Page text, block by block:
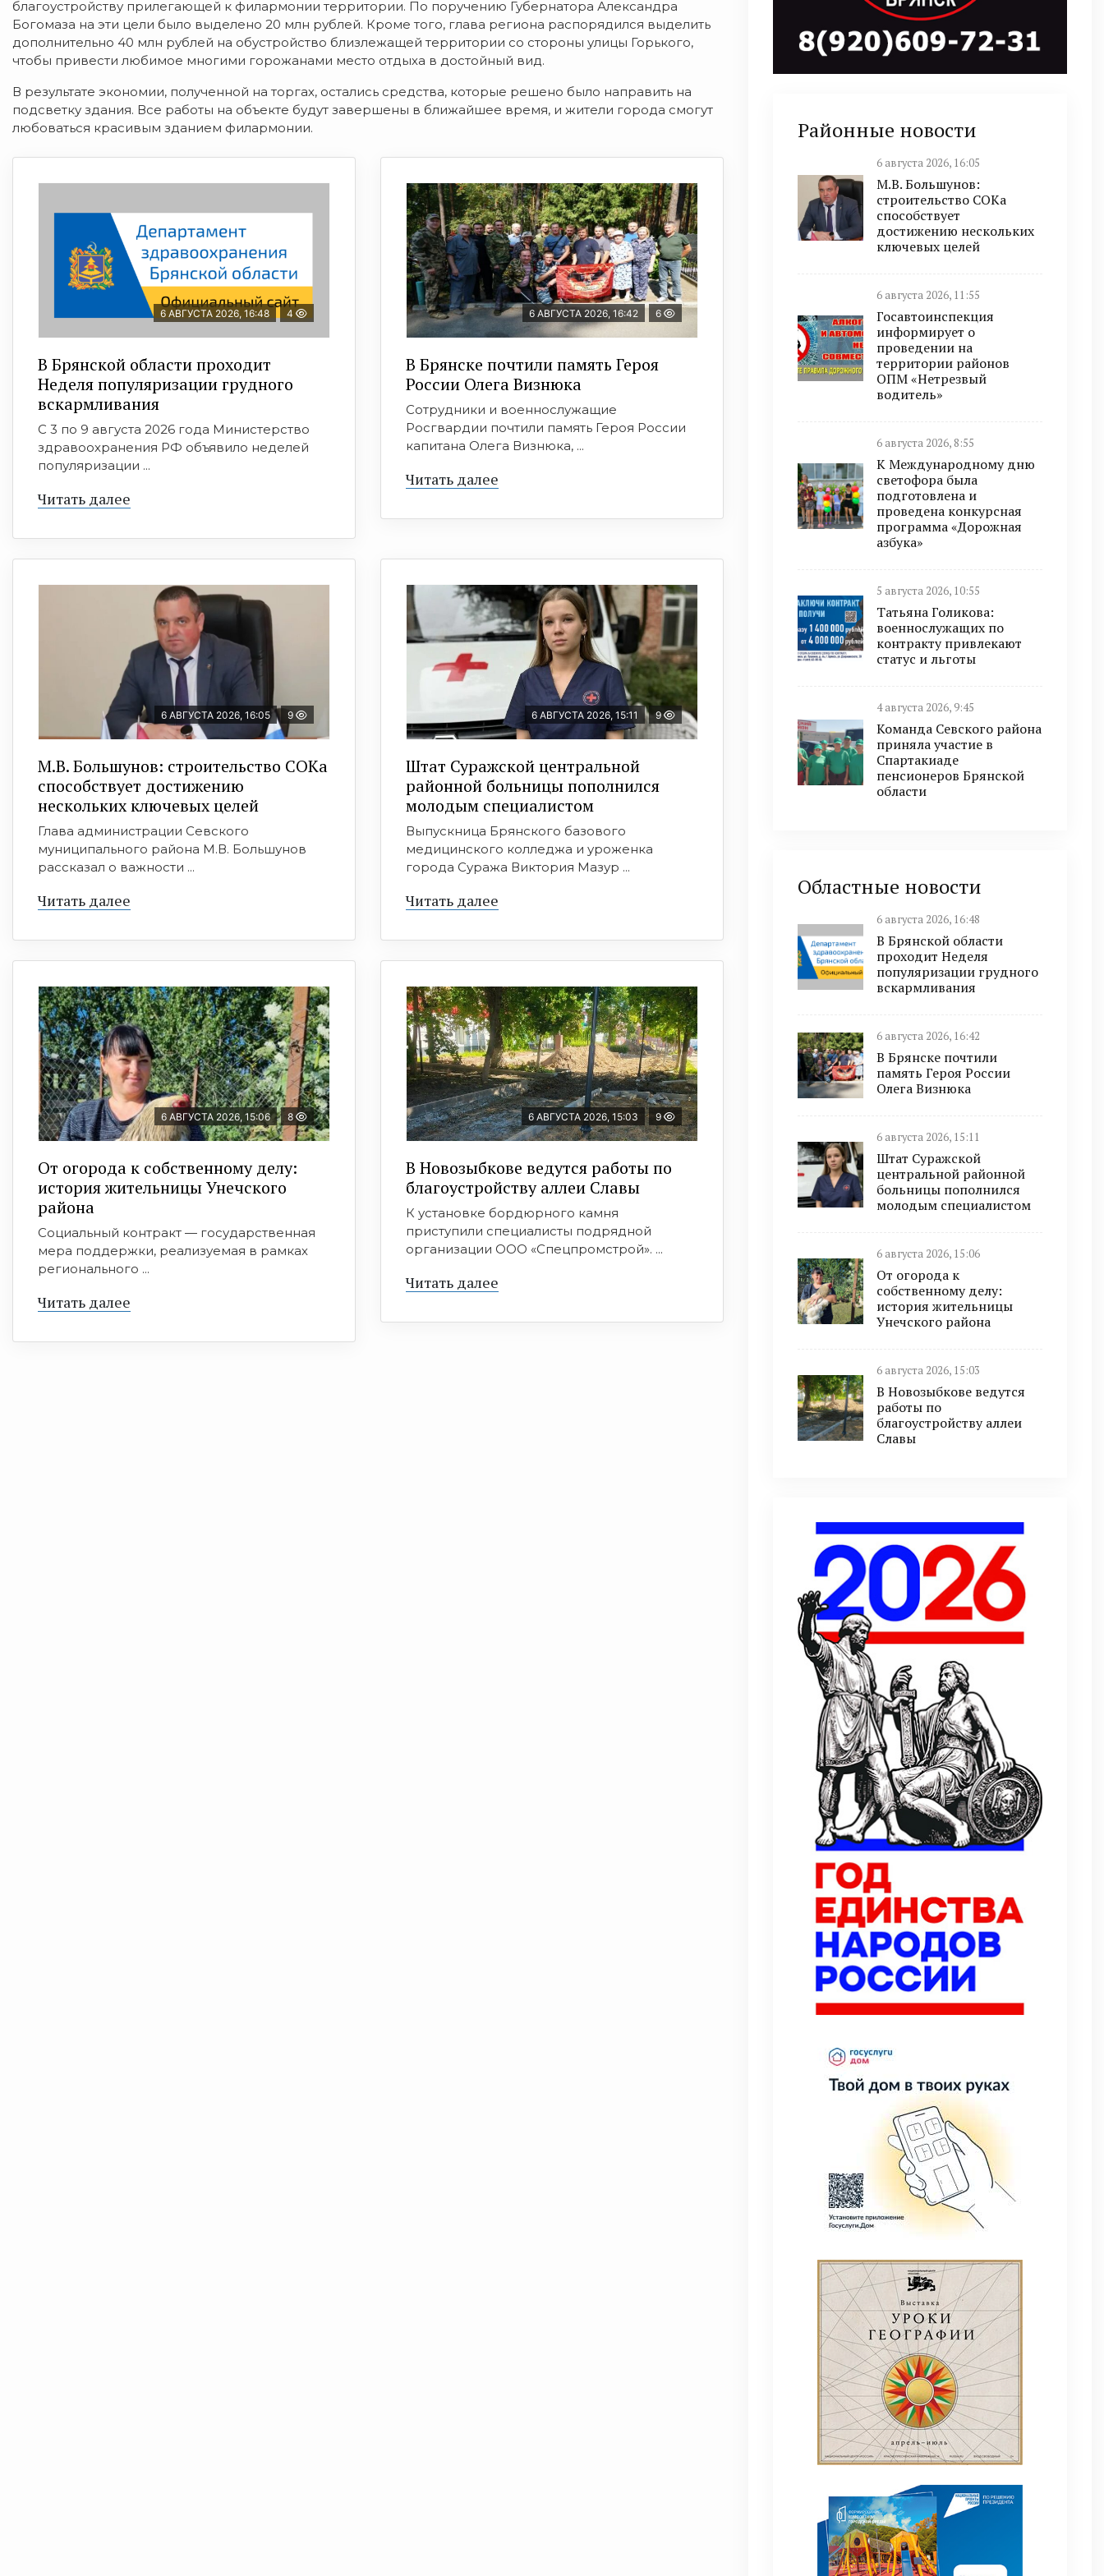
благоустройству прилегающей к филармонии территории. По поручению Губернатора Александра
Богомаза на эти цели было выделено 20 млн рублей. Кроме того, глава региона распорядился выделить
дополнительно 40 млн рублей на обустройство близлежащей территории со стороны улицы Горького,
чтобы привести любимое многими горожанами место отдыха в достойный вид.
В результате экономии, полученной на торгах, остались средства, которые решено было направить на
подсветку здания. Все работы на объекте будут завершены в ближайшее время, и жители города смогут
любоваться красивым зданием филармонии.
6 АВГУСТА 2026, 16:48 4
В Брянской области проходит
Неделя популяризации грудного
вскармливания
С 3 по 9 августа 2026 года Министерство
здравоохранения РФ объявило неделей
популяризации ...
Читать далее
6 АВГУСТА 2026, 16:42 6
В Брянске почтили память Героя
России Олега Визнюка
Сотрудники и военнослужащие
Росгвардии почтили память Героя России
капитана Олега Визнюка, ...
Читать далее
6 АВГУСТА 2026, 16:05 9
М.В. Большунов: строительство СОКа
способствует достижению
нескольких ключевых целей
Глава администрации Севского
муниципального района М.В. Большунов
рассказал о важности ...
Читать далее
6 АВГУСТА 2026, 15:11 9
Штат Суражской центральной
районной больницы пополнился
молодым специалистом
Выпускница Брянского базового
медицинского колледжа и уроженка
города Суража Виктория Мазур ...
Читать далее
6 АВГУСТА 2026, 15:06 8
От огорода к собственному делу:
история жительницы Унечского
района
Социальный контракт — государственная
мера поддержки, реализуемая в рамках
регионального ...
Читать далее
6 АВГУСТА 2026, 15:03 9
В Новозыбкове ведутся работы по
благоустройству аллеи Славы
К установке бордюрного камня
приступили специалисты подрядной
организации ООО «Спецпромстрой». ...
Читать далее
Районные новости
6 августа 2026, 16:05
М.В. Большунов:
строительство СОКа
способствует
достижению нескольких
ключевых целей
6 августа 2026, 11:55
Госавтоинспекция
информирует о
проведении на
территории районов
ОПМ «Нетрезвый
водитель»
6 августа 2026, 8:55
К Международному дню
светофора была
подготовлена и
проведена конкурсная
программа «Дорожная
азбука»
5 августа 2026, 10:55
Татьяна Голикова:
военнослужащих по
контракту привлекают
статус и льготы
4 августа 2026, 9:45
Команда Севского района
приняла участие в
Спартакиаде
пенсионеров Брянской
области
Областные новости
6 августа 2026, 16:48
В Брянской области
проходит Неделя
популяризации грудного
вскармливания
6 августа 2026, 16:42
В Брянске почтили
память Героя России
Олега Визнюка
6 августа 2026, 15:11
Штат Суражской
центральной районной
больницы пополнился
молодым специалистом
6 августа 2026, 15:06
От огорода к
собственному делу:
история жительницы
Унечского района
6 августа 2026, 15:03
В Новозыбкове ведутся
работы по
благоустройству аллеи
Славы